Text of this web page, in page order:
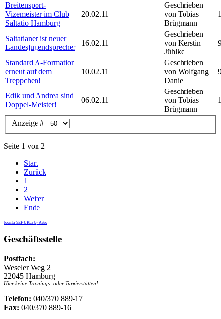
Breitensport-
Vizemeister im Club
Saltatio Hamburg
20.02.11
Geschrieben
von Tobias
Brügmann
Saltatianer ist neuer
Landesjugendsprecher
16.02.11
Geschrieben
von Kerstin
Jühlke
Standard A-Formation
erneut auf dem
Treppchen!
10.02.11
Geschrieben
von Wolfgang
Daniel
Edik und Andrea sind
Doppel-Meister!
06.02.11
Geschrieben
von Tobias
Brügmann
Anzeige #
Seite 1 von 2
Start
Zurück
1
2
Weiter
Ende
Joomla SEF URLs by Artio
Geschäftsstelle
Postfach:
Weseler Weg 2
22045 Hamburg
Hier keine Trainings- oder Turnierstätten!
Telefon: 040/370 889-17
Fax: 040/370 889-16